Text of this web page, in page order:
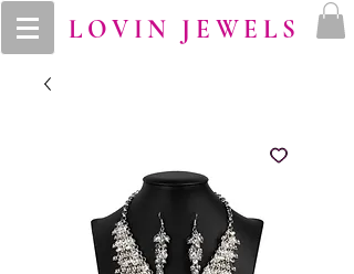
LOVIN JEWELS